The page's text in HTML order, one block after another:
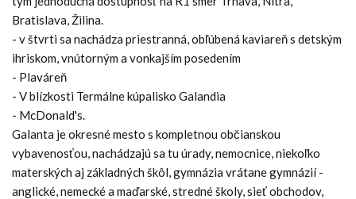
Bratislava, Žilina.
- v štvrti sa nachádza priestranná, obľúbená kaviareň s detským
ihriskom, vnútorným a vonkajším posedením
- Plaváreň
- V blízkosti Termálne kúpalisko Galandia
- McDonald's.
Galanta je okresné mesto s kompletnou občianskou
vybavenosťou, nachádzajú sa tu úrady, nemocnice, niekoľko
materských aj základných škôl, gymnázia vrátane gymnázií -
anglické, nemecké a maďarské, stredné školy, sieť obchodov,